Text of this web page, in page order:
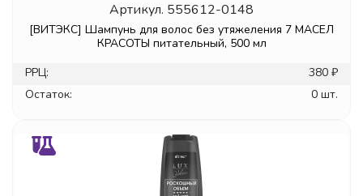
Артикул. 555612-0148
[ВИТЭКС] Шампунь для волос без утяжеления 7 МАСЕЛ
КРАСОТЫ питательный, 500 мл
РРЦ:
380 ₽
Остаток:
0 шт.